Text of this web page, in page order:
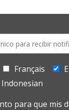
Français
Indonesian
para que mis